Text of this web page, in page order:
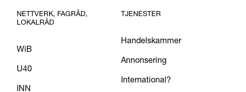
NETTVERK, FAGRÅD,
LOKALRÅD
WiB
U40
INN
TJENESTER
Handelskammer
Annonsering
International?